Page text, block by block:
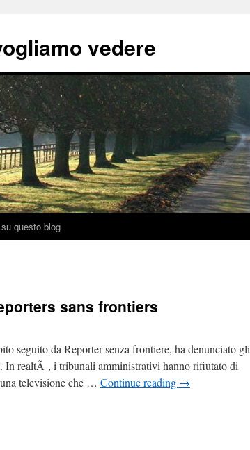
vedere
su questo blog
sans frontiers
seguito da Reporter senza frontiere, ha denunciato gli
realtÃ , i tribunali amministrativi hanno rifiutato di
televisione che … Continue reading →